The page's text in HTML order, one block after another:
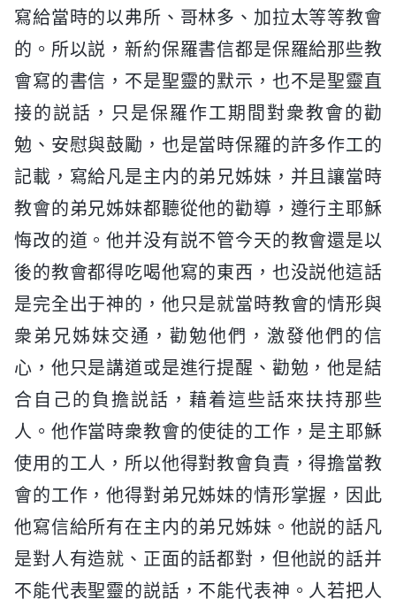
寫給當時的以弗所、哥林多、加拉太等等教會
的。所以説，新約保羅書信都是保羅給那些教
會寫的書信，不是聖靈的默示，也不是聖靈直
接的説話，只是保羅作工期間對衆教會的勸
勉、安慰與鼓勵，也是當時保羅的許多作工的
記載，寫給凡是主内的弟兄姊妹，并且讓當時
教會的弟兄姊妹都聽從他的勸導，遵行主耶穌
悔改的道。他并没有説不管今天的教會還是以
後的教會都得吃喝他寫的東西，也没説他這話
是完全出于神的，他只是就當時教會的情形與
衆弟兄姊妹交通，勸勉他們，激發他們的信
心，他只是講道或是進行提醒、勸勉，他是結
合自己的負擔説話，藉着這些話來扶持那些
人。他作當時衆教會的使徒的工作，是主耶穌
使用的工人，所以他得對教會負責，得擔當教
會的工作，他得對弟兄姊妹的情形掌握，因此
他寫信給所有在主内的弟兄姊妹。他説的話凡
是對人有造就、正面的話都對，但他説的話并
不能代表聖靈的説話，不能代表神。人若把人